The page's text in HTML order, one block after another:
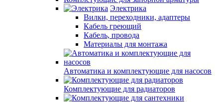
Электрика
Вилки, переходники, адаптеры
Кабель греющий
Кабель, провода
Материалы для монтажа
Автоматика и комплектующие для насосов
Комплектующие для радиаторов